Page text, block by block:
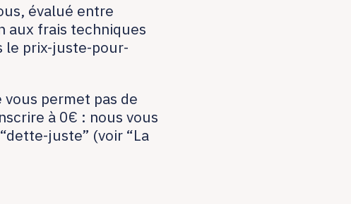
évalué entre
aux frais techniques
le prix-juste-pour-
permet pas de
à 0€ : nous vous
juste” (voir “La